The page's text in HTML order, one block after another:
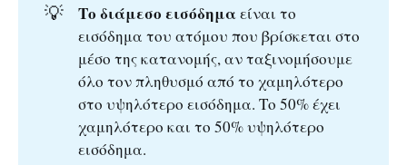
💡 Το διάμεσο εισόδημα είναι το
εισόδημα του ατόμου που βρίσκεται στο
μέσο της κατανομής, αν ταξινομήσουμε
όλο τον πληθυσμό από το χαμηλότερο
στο υψηλότερο εισόδημα. Το 50% έχει
χαμηλότερο και το 50% υψηλότερο
εισόδημα.